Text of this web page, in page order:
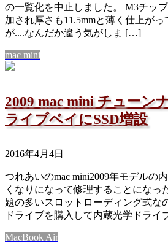
の一覧化を中止しました。 M3チッ
加され厚さも11.5mmと薄く仕上がっ
が....なんだか違う気がしま […]
mac mini
2009 mac mini チューン
ライブベイにSSD増設
2016年4月4日
つれあいのmac mini2009年モデルの
くなりになって修理することになっ
題の多いスロットローディング式な
ドライブを購入して内蔵光学ドラ
MacBook Air